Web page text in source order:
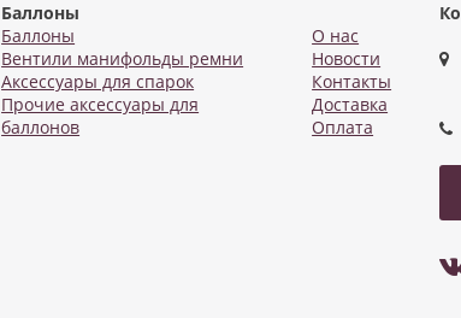
Баллоны
Баллоны
Вентили манифольды ремни
Аксессуары для спарок
Прочие аксессуары для
баллонов
О нас
Новости
Контакты
Доставка
Оплата